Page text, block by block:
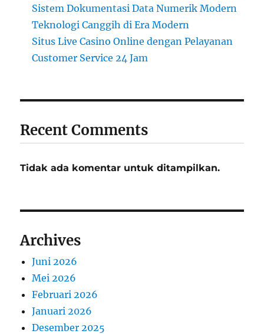
Sistem Dokumentasi Data Numerik Modern
Teknologi Canggih di Era Modern
Situs Live Casino Online dengan Pelayanan
Customer Service 24 Jam
Recent Comments
Tidak ada komentar untuk ditampilkan.
Archives
Juni 2026
Mei 2026
Februari 2026
Januari 2026
Desember 2025